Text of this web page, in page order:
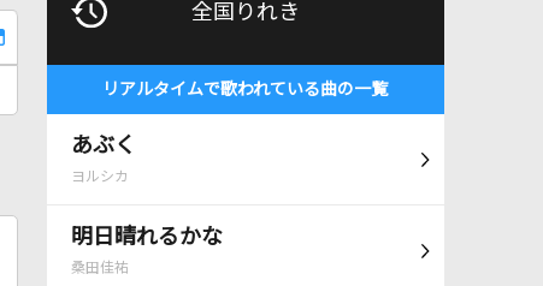
全国りれき
リアルタイムで歌われている曲の一覧
あぶく
ヨルシカ
明日晴れるかな
桑田佳祐